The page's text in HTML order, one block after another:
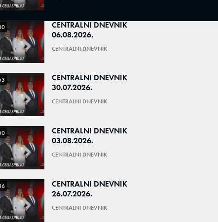
CENTRALNI DNEVNIK
06.08.2026.
CENTRALNI DNEVNIK
CENTRALNI DNEVNIK
30.07.2026.
CENTRALNI DNEVNIK
CENTRALNI DNEVNIK
03.08.2026.
CENTRALNI DNEVNIK
CENTRALNI DNEVNIK
26.07.2026.
CENTRALNI DNEVNIK